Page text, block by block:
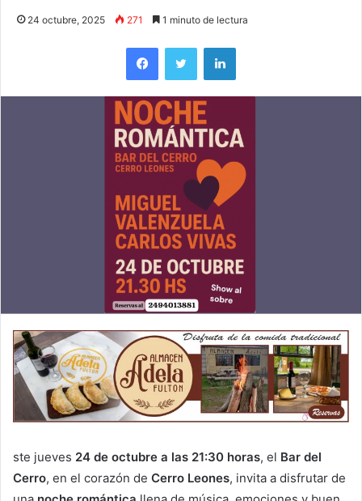
24 octubre, 2025 271 1 minuto de lectura
ste jueves 24 de octubre a las 21:30 horas, el Bar del
Cerro, en el corazón de Cerro Leones, invita a disfrutar de